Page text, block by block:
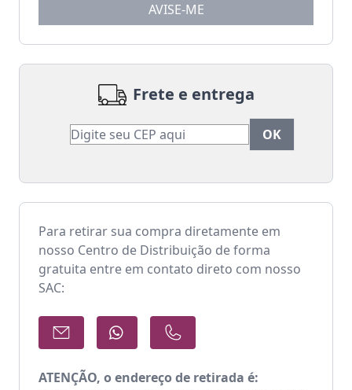
AVISE-ME
Frete e entrega
Para retirar sua compra diretamente em
nosso Centro de Distribuição de forma
gratuita entre em contato direto com nosso
SAC:
ATENÇÃO, o endereço de retirada é: